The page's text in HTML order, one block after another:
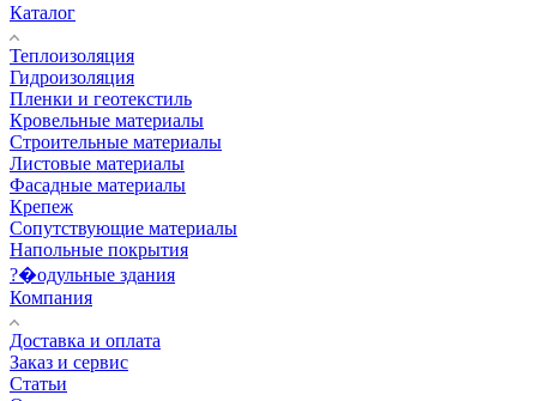
Каталог
Теплоизоляция
Гидроизоляция
Пленки и геотекстиль
Кровельные материалы
Строительные материалы
Листовые материалы
Фасадные материалы
Крепеж
Сопутствующие материалы
Напольные покрытия
?�одульные здания
Компания
Доставка и оплата
Заказ и сервис
Статьи